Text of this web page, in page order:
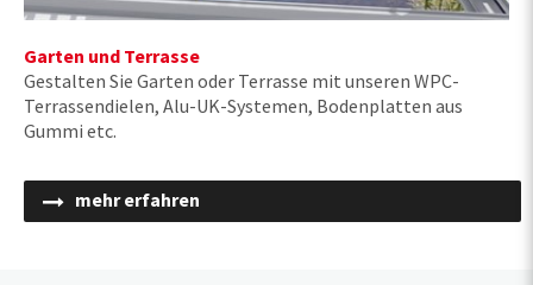
Garten und Terrasse
Gestalten Sie Garten oder Terrasse mit unseren WPC-
Terrassendielen, Alu-UK-Systemen, Bodenplatten aus
Gummi etc.
mehr erfahren